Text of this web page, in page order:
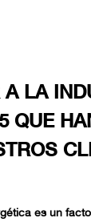
LA
QUE
es un